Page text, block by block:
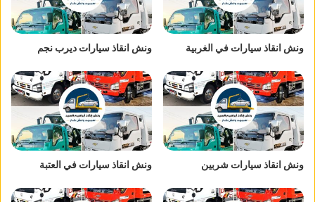
ونش انقاذ سيارات في الغربية ونش انقاذ سيارات ديرب نجم
ونش انقاذ سيارات شربين ونش انقاذ سيارات في العتبة